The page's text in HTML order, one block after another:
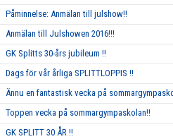
Påminnelse: Anmälan till julshow!!
Anmälan till Julshowen 2016!!!
GK Splitts 30-års jubileum !!
Dags för vår årliga SPLITTLOPPIS !!
Ännu en fantastisk vecka på
Toppen vecka på sommargympaskolan!!
GK SPLITT 30 ÅR !!